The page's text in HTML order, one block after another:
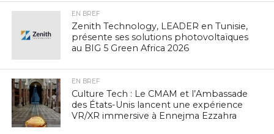
EN BREF
Zenith Technology, LEADER en Tunisie,
présente ses solutions photovoltaïques
au BIG 5 Green Africa 2026
EN BREF
Culture Tech : Le CMAM et l’Ambassade
des États-Unis lancent une expérience
VR/XR immersive à Ennejma Ezzahra